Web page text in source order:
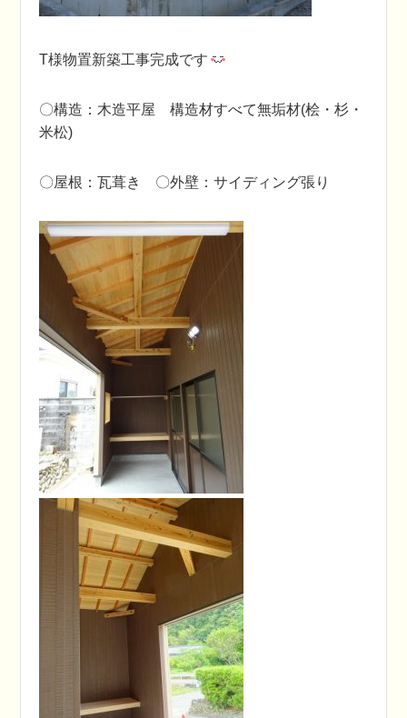
T様物置新築工事完成です
〇構造：木造平屋 構造材すべて無垢材(桧・杉・
米松)
〇屋根：瓦葺き 〇外壁：サイディング張り